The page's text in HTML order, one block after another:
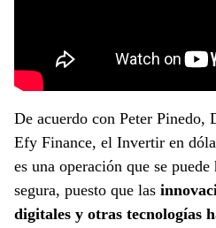
De acuerdo con Peter Pinedo,
Efy Finance, el Invertir en
es una operación que se
segura, puesto que las
digitales y otras tecnologías